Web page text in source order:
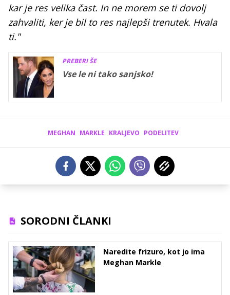
kar je res velika čast. In ne morem se ti dovolj
zahvaliti, ker je bil to res najlepši trenutek. Hvala
ti."
PREBERI ŠE
Vse le ni tako sanjsko!
MEGHAN MARKLE KRALJEVO PODELITEV
SORODNI ČLANKI
Naredite frizuro, kot jo ima
Meghan Markle